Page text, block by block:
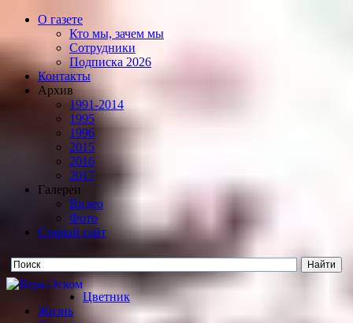
О газете
Кто мы, зачем мы
Сотрудники
Подписка 2026
Контакты
Архив
1991-2014
1995
1996
2015
2016
2017
Галереи
Видео
Фото
Старый сайт
Цветник
Жизнь